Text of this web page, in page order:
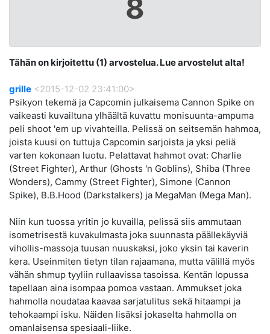
8
Tähän on kirjoitettu (1) arvostelua. Lue arvostelut alta!
grille <2015-12-02 23:41:00>
Psikyon tekemä ja Capcomin julkaisema Cannon Spike on
vaikeasti kuvailtuna ylhäältä kuvattu monisuunta-ampuma
peli shoot 'em up vivahteilla. Pelissä on seitsemän hahmoa,
joista kuusi on tuttuja Capcomin sarjoista ja yksi peliä
varten kokonaan luotu. Pelattavat hahmot ovat: Charlie
(Street Fighter), Arthur (Ghosts 'n Goblins), Shiba (Three
Wonders), Cammy (Street Fighter), Simone (Cannon
Spike), B.B.Hood (Darkstalkers) ja MegaMan (Mega Man).
Niin kun tuossa yritin jo kuvailla, pelissä siis ammutaan
isometrisestä kuvakulmasta joka suunnasta päällekäyviä
vihollis-massoja tuusan nuuskaksi, joko yksin tai kaverin
kera. Useinmiten tietyn tilan rajaamana, mutta välillä myös
vähän shmup tyyliin rullaavissa tasoissa. Kentän lopussa
tapellaan aina isompaa pomoa vastaan. Ammukset joka
hahmolla noudataa kaavaa sarjatulitus sekä hitaampi ja
tehokaampi isku. Näiden lisäksi jokaselta hahmolla on
omanlaisensa spesiaali-liike.